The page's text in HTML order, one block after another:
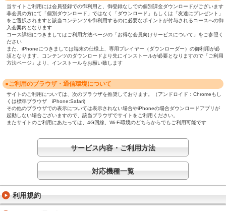
当サイトご利用には会員登録での御利用と、御登録なしでの個別課金ダウンロードがございます
非会員の方にて「個別ダウンロード」ではなく「ダウンロード」もしくは「友達にプレゼント」
をご選択されますと該当コンテンツを御利用するのに必要なポイントが付与されるコースへの御
入会案内となります
コース詳細につきましてはご利用方法ページの「お得な会員向けサービスについて」をご参照く
ださい
また、iPhoneにつきましては端末の仕様上、専用プレイヤー（ダウンローダー）の御利用が必
須となります、コンテンツのダウンロードより先にインストールが必要となりますので「ご利用
方法ページ」より、インストールをお願い致します
●ご利用のブラウザ・通信環境について
サイトのご利用については、次のブラウザを推奨しております。（アンドロイド：Chromeもし
くは標準ブラウザ iPhone:Safari)
その他のブラウザでの表示については表示されない場合やiPhoneの場合ダウンロードアプリが
起動しない場合ございますので、該当ブラウザでサイトをご利用ください。
またサイトのご利用にあたっては、4G回線、Wi-Fi環境のどちらからでもご利用可能です
サービス内容・ご利用方法
対応機種一覧
利用規約